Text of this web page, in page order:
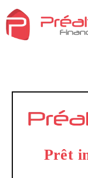
Passer
au
contenu
Prêt